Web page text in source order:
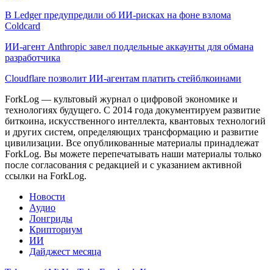
В Ledger предупредили об ИИ-рисках на фоне взлома
Coldcard
ИИ-агент Anthropic завел поддельные аккаунты для обмана
разработчика
Cloudflare позволит ИИ-агентам платить стейблкоинами
ForkLog — культовый журнал о цифровой экономике и
технологиях будущего. С 2014 года документируем развитие
биткоина, искусственного интеллекта, квантовых технологий
и других систем, определяющих трансформацию и развитие
цивилизации. Все опубликованные материалы принадлежат
ForkLog. Вы можете перепечатывать наши материалы только
после согласования с редакцией и с указанием активной
ссылки на ForkLog.
Новости
Аудио
Лонгриды
Крипториум
ИИ
Дайджест месяца